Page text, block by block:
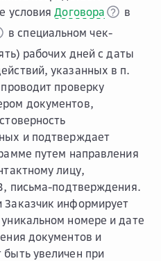
условияДоговора
в
в специальном чек-
рабочих дней с даты
указанных в п.
проверку
документов,
и подтверждает
путем направления
лицу,
письма-подтверждения.
информирует
номере и дате
документов и
увеличен при